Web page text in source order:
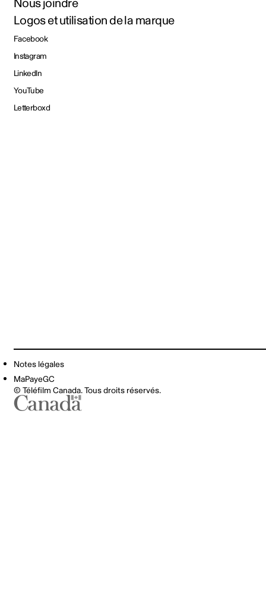
Nous joindre
Logos et utilisation de la marque
Facebook
Instagram
LinkedIn
YouTube
Letterboxd
Notes légales
MaPayeGC
© Téléfilm Canada. Tous droits réservés.